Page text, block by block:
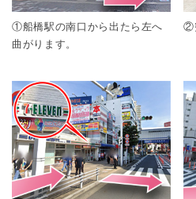
①船橋駅の南口から出たら左へ
曲がります。
②